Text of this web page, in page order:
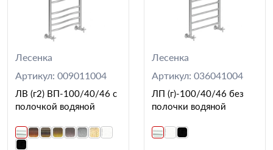
Лесенка
Артикул: 009011004
ЛВ (г2) ВП-100/40/46 с
полочкой водяной
Лесенка
Артикул: 036041004
ЛП (г)-100/40/46 без
полочки водяной